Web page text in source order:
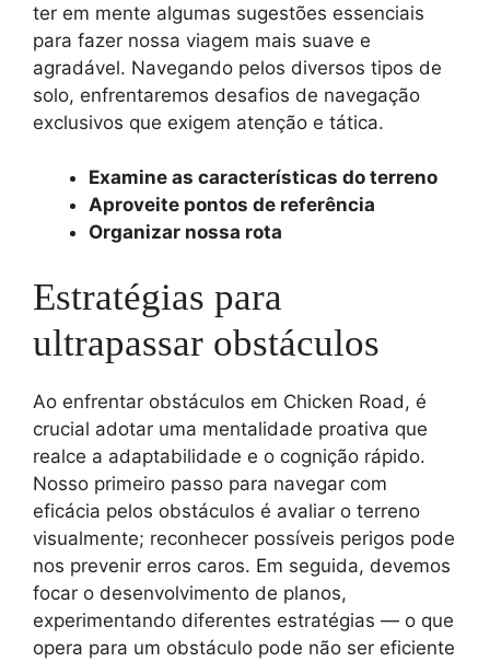
ter em mente algumas sugestões essenciais
para fazer nossa viagem mais suave e
agradável. Navegando pelos diversos tipos de
solo, enfrentaremos desafios de navegação
exclusivos que exigem atenção e tática.
Examine as características do terreno
Aproveite pontos de referência
Organizar nossa rota
Estratégias para
ultrapassar obstáculos
Ao enfrentar obstáculos em Chicken Road, é
crucial adotar uma mentalidade proativa que
realce a adaptabilidade e o cognição rápido.
Nosso primeiro passo para navegar com
eficácia pelos obstáculos é avaliar o terreno
visualmente; reconhecer possíveis perigos pode
nos prevenir erros caros. Em seguida, devemos
focar o desenvolvimento de planos,
experimentando diferentes estratégias — o que
opera para um obstáculo pode não ser eficiente